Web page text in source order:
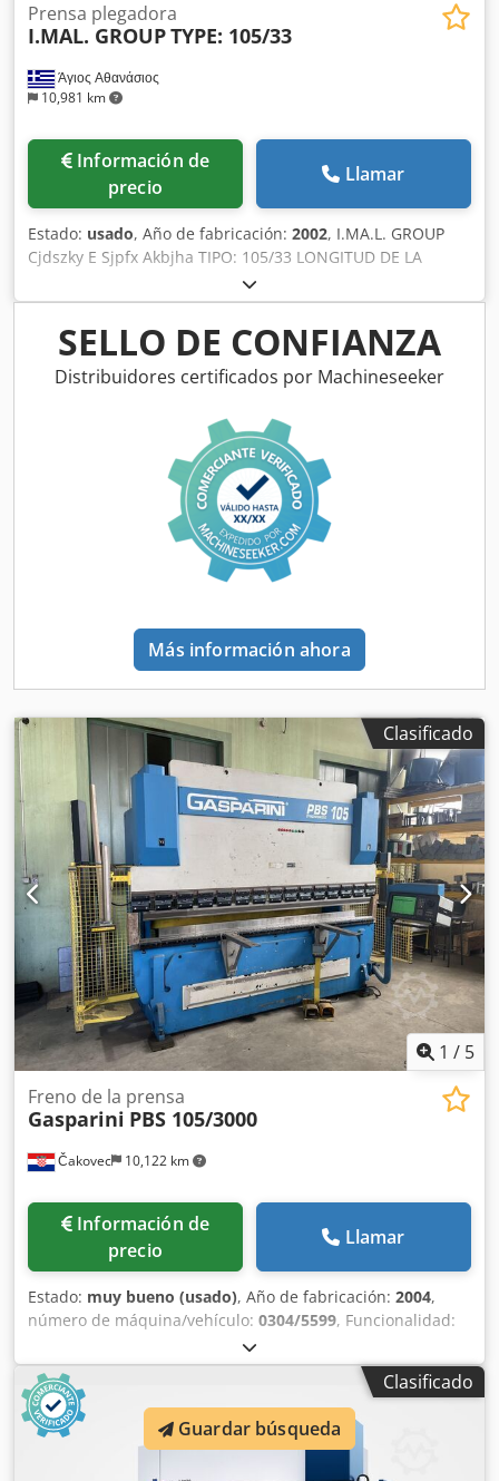
Άγιος Αθανάσιος
10,981 km
Prensa plegadora
I.MAL. GROUPTYPE: 105/33
Información de
precio
Llamar
Estado: usado, Año de fabricación: 2002, I.MA.L. GROUP
Cjdszky E Sjpfx Akbjha TIPO: 105/33 LONGITUD DE LA
CHAPA: 3300 mm PRESIÓN: 105 toneladas FABRICADO EN
ITALIA
SELLO DE CONFIANZA
Distribuidores certificados por Machineseeker
Más información ahora
Clasificado
1 / 5
Čakovec 10,122 km
Freno de la prensa
Gasparini PBS 105/3000
Información de
precio
Llamar
Estado: muy bueno (usado), Año de fabricación: 2004,
número de máquina/vehículo: 0304/5599, Funcionalidad:
, fabricante de controles:
modelo de controlador:DA-65, anchura de trabajo:3,000
mm, fuerza de flexión (máx.):
, tipo de control:
Control CNC
, grado de automatización:automático
número de ejes:
4, tipo de coronamiento:
Clasificado
Guardar búsqueda